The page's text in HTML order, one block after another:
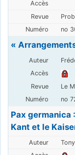
no
«
Le
no
Pax germanica
Kant et le